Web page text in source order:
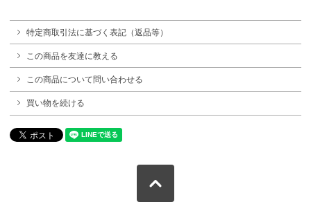
特定商取引法に基づく表記（返品等）
この商品を友達に教える
この商品について問い合わせる
買い物を続ける